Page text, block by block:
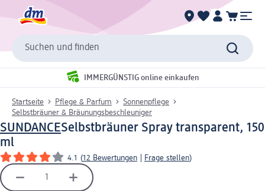
Suchen und finden
IMMERGÜNSTIG online einkaufen
Startseite Pflege & Parfum
Sonnenpflege
Selbstbräuner & Bräunungsbeschleuniger
SUNDANCESelbstbräuner Spray transparent, 150
ml
4.1 (12 Bewertungen Frage stellen)